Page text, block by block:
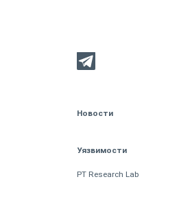
Новости
Уязвимости
PT Research Lab